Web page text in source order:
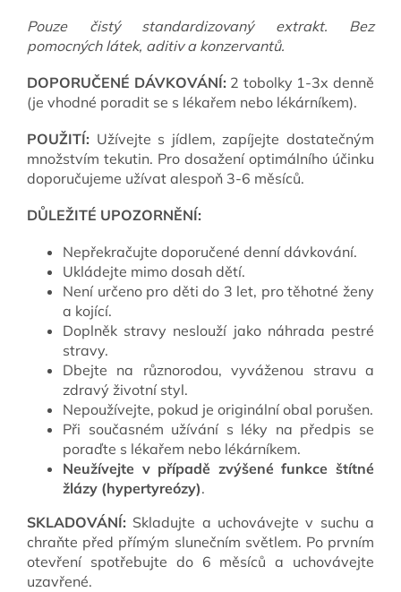
Pouze čistý standardizovaný extrakt. Bez
pomocných látek, aditiv a konzervantů.
DOPORUČENÉ DÁVKOVÁNÍ: 2 tobolky 1-3x denně
(je vhodné poradit se s lékařem nebo lékárníkem).
POUŽITÍ: Užívejte s jídlem, zapíjejte dostatečným
množstvím tekutin. Pro dosažení optimálního účinku
doporučujeme užívat alespoň 3-6 měsíců.
DŮLEŽITÉ UPOZORNĚNÍ:
Nepřekračujte doporučené denní dávkování.
Ukládejte mimo dosah dětí.
Není určeno pro děti do 3 let, pro těhotné ženy
a kojící.
Doplněk stravy neslouží jako náhrada pestré
stravy.
Dbejte na různorodou, vyváženou stravu a
zdravý životní styl.
Nepoužívejte, pokud je originální obal porušen.
Při současném užívání s léky na předpis se
poraďte s lékařem nebo lékárníkem.
Neužívejte v případě zvýšené funkce štítné
žlázy (hypertyreózy).
SKLADOVÁNÍ: Skladujte a uchovávejte v suchu a
chraňte před přímým slunečním světlem. Po prvním
otevření spotřebujte do 6 měsíců a uchovávejte
uzavřené.